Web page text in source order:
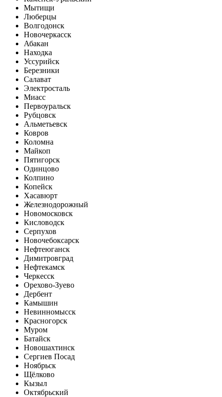
Мытищи
Люберцы
Волгодонск
Новочеркасск
Абакан
Находка
Уссурийск
Березники
Салават
Электросталь
Миасс
Первоуральск
Рубцовск
Альметьевск
Ковров
Коломна
Майкоп
Пятигорск
Одинцово
Колпино
Копейск
Хасавюрт
Железнодорожный
Новомосковск
Кисловодск
Серпухов
Новочебоксарск
Нефтеюганск
Димитровград
Нефтекамск
Черкесск
Орехово-Зуево
Дербент
Камышин
Невинномысск
Красногорск
Муром
Батайск
Новошахтинск
Сергиев Посад
Ноябрьск
Щёлково
Кызыл
Октябрьский